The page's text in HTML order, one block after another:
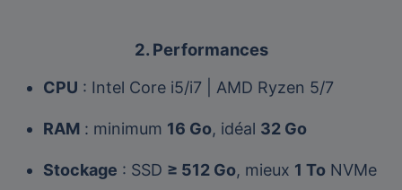
2. Performances
CPU : Intel Core i5/i7 | AMD Ryzen 5/7
RAM : minimum 16 Go, idéal 32 Go
Stockage : SSD ≥ 512 Go, mieux 1 To NVMe